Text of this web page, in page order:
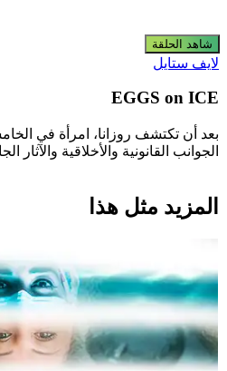
شاهد الحلقة
لايف ستايل
EGGS on ICE
بعد أن تكتشف روزانا، امرأة في
الجوانب القانونية والأخلاقية
المزيد مثل هذا